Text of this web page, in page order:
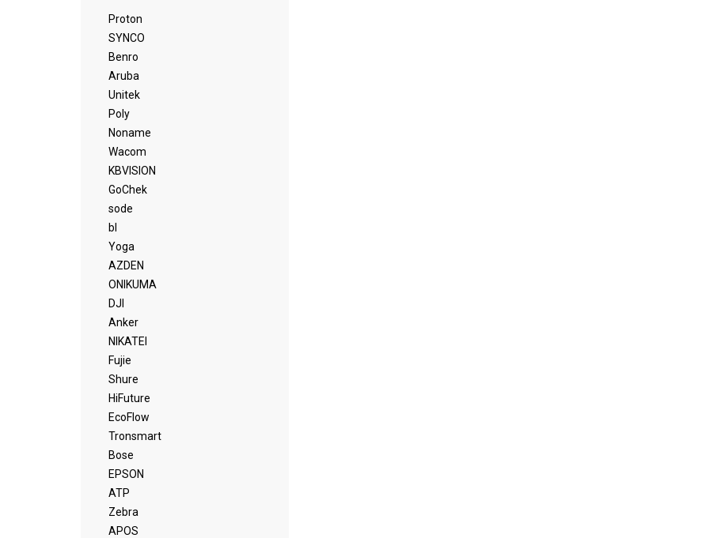
Proton
SYNCO
Benro
Aruba
Unitek
Poly
Noname
Wacom
KBVISION
GoChek
sode
bl
Yoga
AZDEN
ONIKUMA
DJI
Anker
NIKATEI
Fujie
Shure
HiFuture
EcoFlow
Tronsmart
Bose
EPSON
ATP
Zebra
APOS